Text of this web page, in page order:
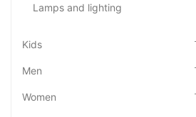
Lamps and lighting
Kids
Men
Women